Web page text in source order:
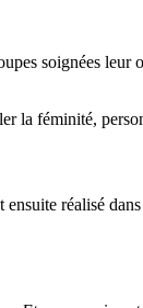
soignées
la féminité,
réalisé